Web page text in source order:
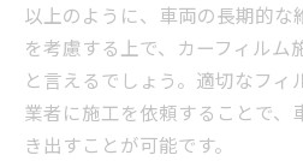
以上のように、車両の長期的
を考慮する上で、カーフィルム
と言えるでしょう。適切なフィ
業者に施工を依頼することで、
き出すことが可能です。